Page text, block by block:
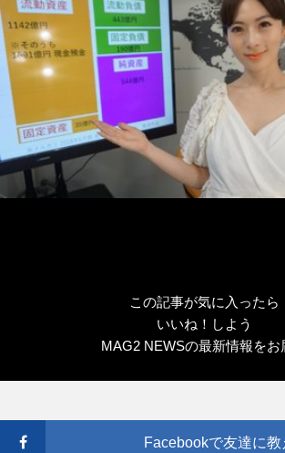
この記事が気に入ったら
いいね！しよう
MAG2 NEWSの最新情報をお
Facebookで友達に教